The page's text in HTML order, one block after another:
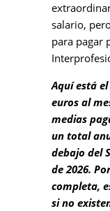
salario,
para pagar
Aquí está
euros al
medias
un total
debajo del
de 2026.
completa,
si no